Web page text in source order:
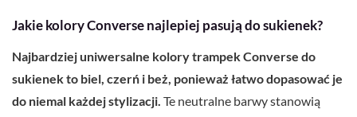
Jakie kolory Converse najlepiej pasują do sukienek?
Najbardziej uniwersalne kolory trampek Converse do
sukienek to biel, czerń i beż, ponieważ łatwo dopasować je
do niemal każdej stylizacji. Te neutralne barwy stanowią